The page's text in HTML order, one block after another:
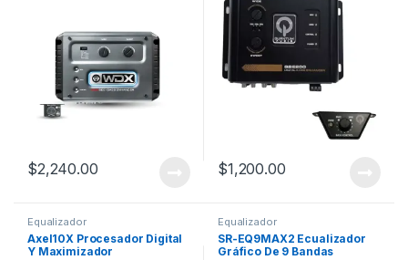
$2,240.00 $1,200.00
Equalizador
Axel10X Procesador Digital
Y Maximizador
Equalizador
SR-EQ9MAX2 Ecualizador
Gráfico De 9 Bandas